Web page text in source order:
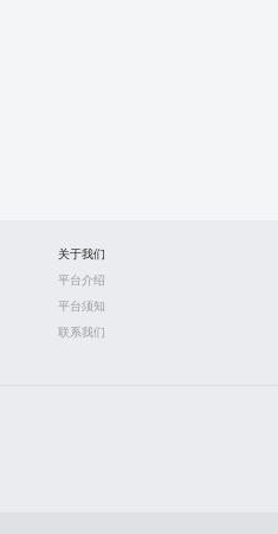
关于我们
平台介绍
平台须知
联系我们